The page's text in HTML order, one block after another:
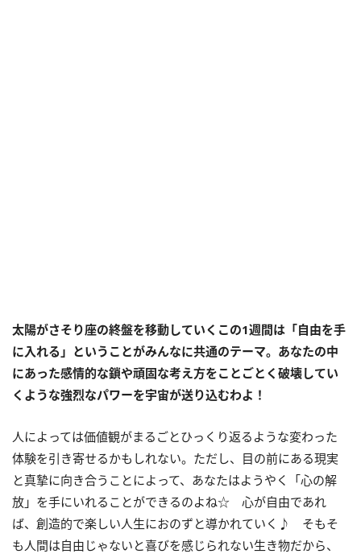
太陽がさそり座の終盤を移動していくこの1週間は「自由を手
に入れる」ということがみんなに共通のテーマ。あなたの中
にあった感情的な鎖や頑固な考え方をことごとく破壊してい
くような強烈なパワーを宇宙が送り込むわよ！
人によっては価値観がまるごとひっくり返るような変わった
体験を引き寄せるかもしれない。ただし、目の前にある現実
と真摯に向き合うことによって、あなたはようやく「心の解
放」を手にいれることができるのよね☆ 心が自由であれ
ば、創造的で楽しい人生におのずと導かれていく♪ そもそ
も人間は自由じゃないと喜びを感じられない生き物だから、